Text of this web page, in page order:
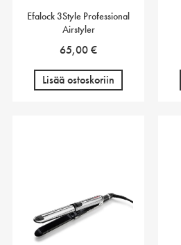
Efalock 3Style Professional
Airstyler
65,00€
Lisää ostoskoriin